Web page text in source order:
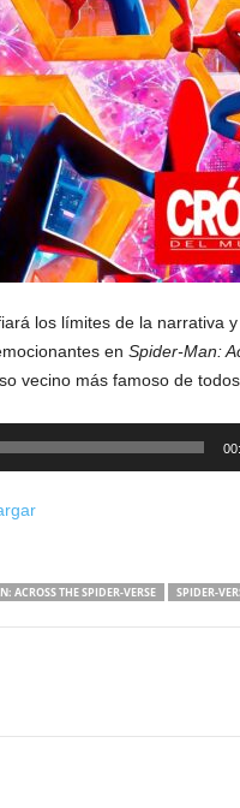
los límites de la narrativa
en Spider-Man:
vecino más famoso de
ACROSS THE SPIDER-VERSE SPIDER-